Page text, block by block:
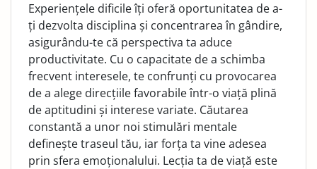
Experiențele dificile îți oferă oportunitatea de a-
ți dezvolta disciplina și concentrarea în gândire,
asigurându-te că perspectiva ta aduce
productivitate. Cu o capacitate de a schimba
frecvent interesele, te confrunți cu provocarea
de a alege direcțiile favorabile într-o viață plină
de aptitudini și interese variate. Căutarea
constantă a unor noi stimulări mentale
definește traseul tău, iar forța ta vine adesea
prin sfera emoționalului. Lecția ta de viață este